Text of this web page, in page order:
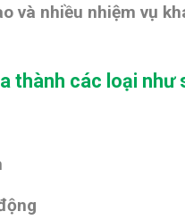
và nhiều nhiệm vụ
thành các loại như